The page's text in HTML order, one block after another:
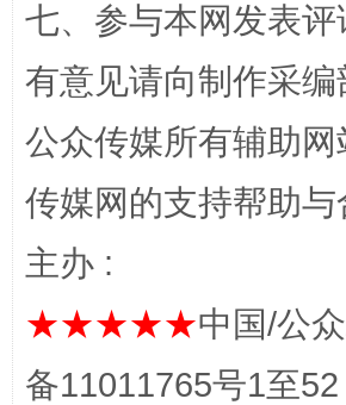
网上购药对药下症？
七、参与本网发表
有意见请向制作采
公众传媒所有辅助
传媒网的支持帮助
主办 :
★★★★★中国/公
备11011765号1至